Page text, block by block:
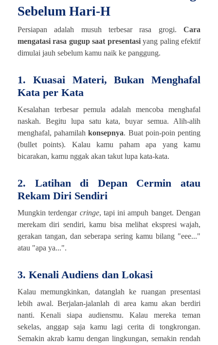
Sebelum Hari-H
Persiapan adalah musuh terbesar rasa grogi. Cara
mengatasi rasa gugup saat presentasiyang paling efektif
dimulai jauh sebelum kamu naik ke panggung.
1. Kuasai Materi, Bukan Menghafal
Kata per Kata
Kesalahan terbesar pemula adalah mencoba menghafal
naskah. Begitu lupa satu kata, buyar semua. Alih-alih
menghafal, pahamilahkonsepnya. Buat poin-poin penting
(bullet points). Kalau kamu paham apa yang kamu
bicarakan, kamu nggak akan takut lupa kata-kata.
2. Latihan di Depan Cermin atau
Rekam Diri Sendiri
Mungkin terdengar cringe, tapi ini ampuh banget. Dengan
merekam diri sendiri, kamu bisa melihat ekspresi wajah,
gerakan tangan, dan seberapa sering kamu bilang "eee..."
atau "apa ya...".
3. Kenali Audiens dan Lokasi
Kalau memungkinkan, datanglah ke ruangan presentasi
lebih awal. Berjalan-jalanlah di area kamu akan berdiri
nanti. Kenali siapa audiensmu. Kalau mereka teman
sekelas, anggap saja kamu lagi cerita di tongkrongan.
Semakin akrab kamu dengan lingkungan, semakin rendah